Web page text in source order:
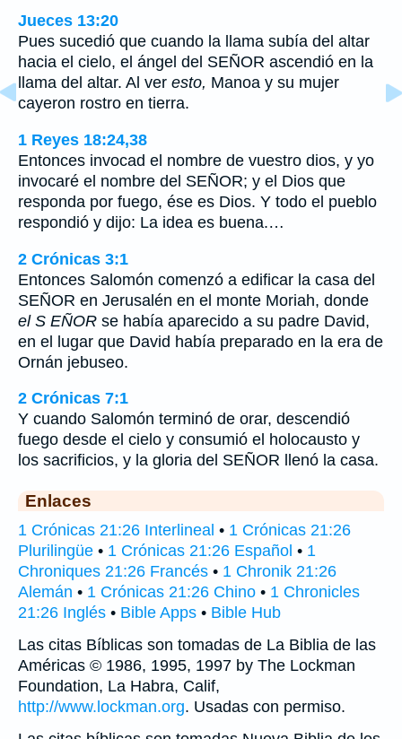
Jueces 13:20
Pues sucedió que cuando la llama subía del altar
hacia el cielo, el ángel del SEÑOR ascendió en la
llama del altar. Al ver esto, Manoa y su mujer
cayeron rostro en tierra.
1 Reyes 18:24,38
Entonces invocad el nombre de vuestro dios, y yo
invocaré el nombre del SEÑOR; y el Dios que
responda por fuego, ése es Dios. Y todo el pueblo
respondió y dijo: La idea es buena.…
2 Crónicas 3:1
Entonces Salomón comenzó a edificar la casa del
SEÑOR en Jerusalén en el monte Moriah, donde
el S EÑOR se había aparecido a su padre David,
en el lugar que David había preparado en la era de
Ornán jebuseo.
2 Crónicas 7:1
Y cuando Salomón terminó de orar, descendió
fuego desde el cielo y consumió el holocausto y
los sacrificios, y la gloria del SEÑOR llenó la casa.
Enlaces
1 Crónicas 21:26 Interlineal • 1 Crónicas 21:26
Plurilingüe • 1 Crónicas 21:26 Español • 1
Chroniques 21:26 Francés • 1 Chronik 21:26
Alemán • 1 Crónicas 21:26 Chino • 1 Chronicles
21:26 Inglés • Bible Apps • Bible Hub
Las citas Bíblicas son tomadas de La Biblia de las
Américas © 1986, 1995, 1997 by The Lockman
Foundation, La Habra, Calif,
http://www.lockman.org. Usadas con permiso.